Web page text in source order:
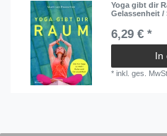
Yoga gibt dir
Gelassenheit /
6,29 € *
In
*inkl. ges. MwSt.